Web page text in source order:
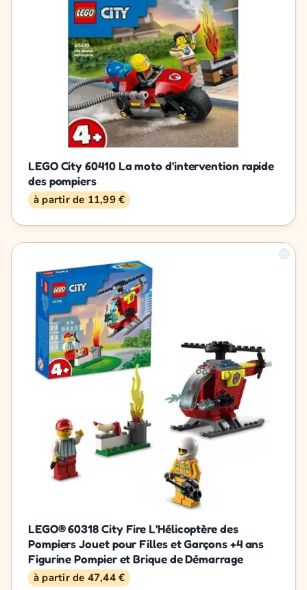
LEGO City 60410 La moto d'intervention rapide
des pompiers
à partir de 11,99 €
LEGO® 60318 City Fire L’Hélicoptère des
Pompiers Jouet pour Filles et Garçons +4 ans
Figurine Pompier et Brique de Démarrage
à partir de 47,44 €